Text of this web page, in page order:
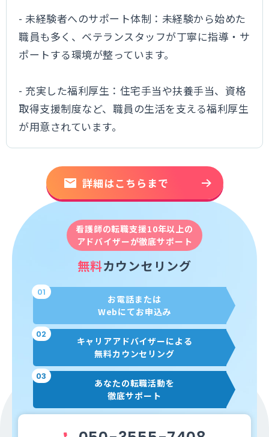
- 未経験者へのサポート体制：未経験から始めた
職員も多く、ベテランスタッフが丁寧に指導・サ
ポートする環境が整っています。
- 充実した福利厚生：住宅手当や扶養手当、資格
取得支援制度など、職員の生活を支える福利厚生
が用意されています。
詳細はこちらまで
看護師の転職支援10年以上の
アドバイザーが徹底サポート
無料カウンセリング
01
お電話または
Webにてお申込み
02
キャリアアドバイザーによる
無料カウンセリング
03
あなたの転職活動を
徹底サポート